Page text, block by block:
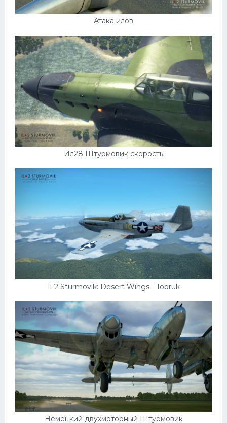
Атака илов
Ил28 Штурмовик скорость
Il-2 Sturmovik: Desert Wings - Tobruk
Немецкий двухмоторный Штурмовик